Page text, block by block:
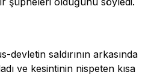
devletin saldırının arkasında
ve kesintinin nispeten kısa